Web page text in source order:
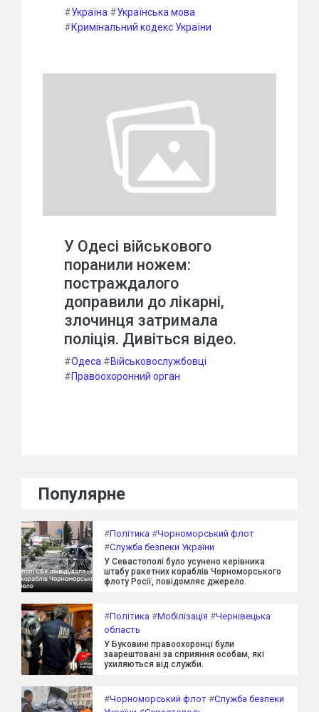
#Україна #Українська мова
#Кримінальний кодекс України
У Одесі військового
поранили ножем:
постраждалого
доправили до лікарні,
злочинця затримала
поліція. Дивіться відео.
#Одеса #Військовослужбовці
#Правоохоронний орган
Популярне
#Політика #Чорноморський флот
#Служба безпеки України
У Севастополі було усунено керівника
штабу ракетних кораблів Чорноморського
флоту Росії, повідомляє джерело.
#Політика #Мобілізація #Чернівецька
область
У Буковині правоохоронці були
заарештовані за сприяння особам, які
ухиляються від служби.
#Чорноморський флот #Служба безпеки